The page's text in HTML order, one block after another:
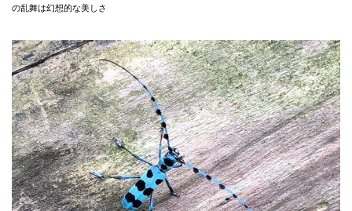
の乱舞は幻想的な美しさ